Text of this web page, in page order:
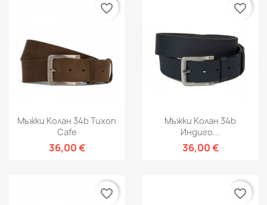
Мъжки Колан 34b Tuxon
Cafe
36,00 €
favorite_border
Мъжки Колан 34b
Индиго...
36,00 €
favorite_border
favorite_border favorite_border